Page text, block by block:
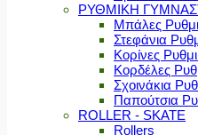
ΡΥΘΜΙΚΗ
Μπάλες
Στεφάνια
Κορίνες
Κορδέλες
Σχοινάκια
Παπούτσια
ROLLER - SKATE
Rollers